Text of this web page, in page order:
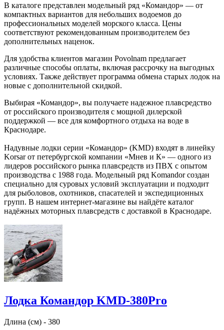
Лодка Командор KMD-380Pro
Длина (см) - 380
Надувные лодки серии «Командор» (KMD) входят в линейку
Korsar от петербургской компании «Мнев и К» — одного из
лидеров российского рынка плавсредств из ПВХ с опытом
производства с 1988 года. Модельный ряд Komandor создан
специально для суровых условий эксплуатации и подходит
для рыболовов, охотников, спасателей и экспедиционных
групп. В нашем интернет-магазине вы найдёте каталог
надёжных моторных плавсредств с доставкой в Краснодаре.
В каталоге представлен модельный ряд «Командор» — от
компактных вариантов для небольших водоемов до
профессиональных моделей морского класса. Цены
соответствуют рекомендованным производителем без
дополнительных наценок.
Для удобства клиентов магазин Povolnam предлагает
различные способы оплаты, включая рассрочку на выгодных
условиях. Также действует программа обмена старых лодок на
новые с дополнительной скидкой.
Выбирая «Командор», вы получаете надежное плавсредство
от российского производителя с мощной дилерской
поддержкой — все для комфортного отдыха на воде в
Краснодаре.